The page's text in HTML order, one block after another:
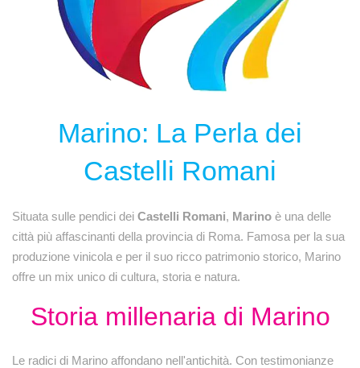
Marino: La Perla dei
Castelli Romani
Situata sulle pendici dei Castelli Romani, Marino è una delle
città più affascinanti della provincia di Roma. Famosa per la sua
produzione vinicola e per il suo ricco patrimonio storico, Marino
offre un mix unico di cultura, storia e natura.
Storia millenaria di Marino
Le radici di Marino affondano nell'antichità. Con testimonianze